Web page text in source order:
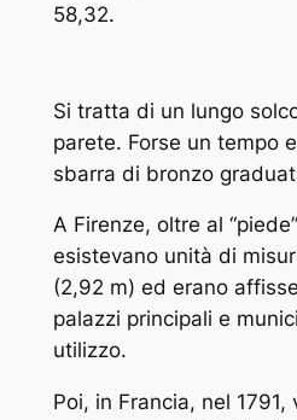
58,32.
Si tratta di un lungo
parete. Forse un tempo
sbarra di bronzo
A Firenze, oltre al
esistevano unità di
(2,92 m) ed erano
palazzi principali e
utilizzo.
Poi, in Francia, nel